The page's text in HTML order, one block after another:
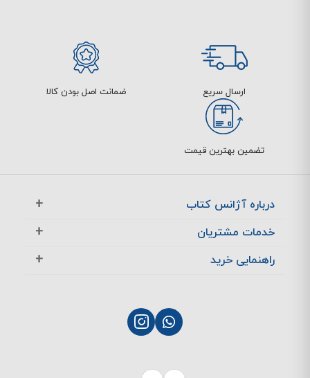
ارسال سریع ضمانت اصل بودن کالا
تضمین بهترین قیمت
درباره آژانس کتاب
آژانس بوک در یک نگاه
سوالات متداول
خدمات مشتریان
راهنمایی خرید